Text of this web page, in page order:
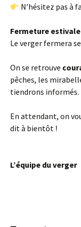
N’hésitez pas à
Fermeture
Le verger fermera
On se retrouve
pêches, les
tiendrons informés.
En attendant, on
dit à bientôt !
L’équipe du verger